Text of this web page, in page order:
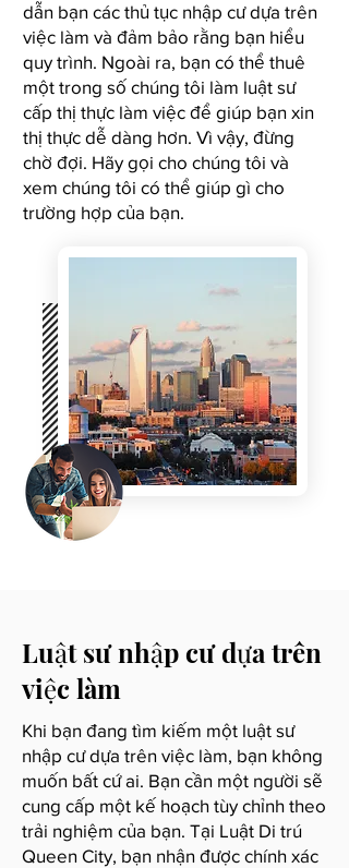
dẫn bạn các thủ tục nhập cư dựa trên
việc làm và đảm bảo rằng bạn hiểu
quy trình. Ngoài ra, bạn có thể thuê
một trong số chúng tôi làm luật sư
cấp thị thực làm việc để giúp bạn xin
thị thực dễ dàng hơn. Vì vậy, đừng
chờ đợi. Hãy gọi cho chúng tôi và
xem chúng tôi có thể giúp gì cho
trường hợp của bạn.
Luật sư nhập cư dựa trên
việc làm
Khi bạn đang tìm kiếm một luật sư
nhập cư dựa trên việc làm, bạn không
muốn bất cứ ai. Bạn cần một người sẽ
cung cấp một kế hoạch tùy chỉnh theo
trải nghiệm của bạn. Tại Luật Di trú
Queen City, bạn nhận được chính xác